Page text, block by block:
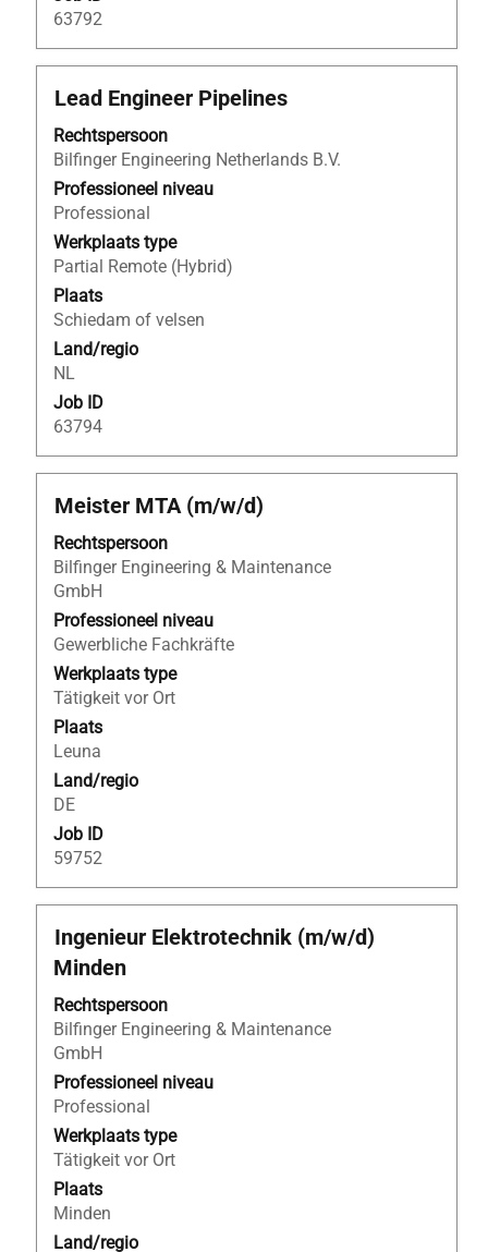
63792
Titel
Lead Engineer Pipelines
Rechtspersoon
Bilfinger Engineering Netherlands B.V.
Professioneel niveau
Professional
Werkplaats type
Partial Remote (Hybrid)
Plaats
Schiedam of velsen
Land/regio
NL
Job ID
63794
Selecteer
spatiebalk
om
de
volledige
inhoud
van
de
functiegegevens
weer
te
geven.
Titel
Meister MTA (m/w/d)
Rechtspersoon
Bilfinger Engineering & Maintenance
GmbH
Professioneel niveau
Gewerbliche Fachkräfte
Werkplaats type
Tätigkeit vor Ort
Plaats
Leuna
Land/regio
DE
Job ID
59752
Selecteer
spatiebalk
om
de
volledige
inhoud
van
de
functiegegevens
weer
te
geven.
Titel
Ingenieur Elektrotechnik (m/w/d)
Minden
Rechtspersoon
Bilfinger Engineering & Maintenance
GmbH
Professioneel niveau
Professional
Werkplaats type
Tätigkeit vor Ort
Plaats
Minden
Land/regio
Selecteer
deze
spatiebalk
om
de
volledige
inhoud
van
de
functiegegevens
weer
te
geven.